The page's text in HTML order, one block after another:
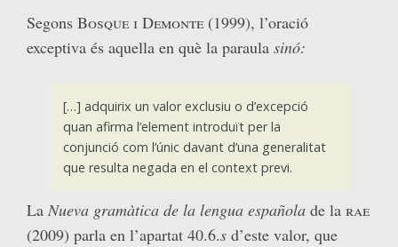
Segons Bosque i Demonte (1999), l’oració
exceptiva és aquella en què la paraula sinó:
[…] adquirix un valor exclusiu o d’excepció
quan afirma l’element introduït per la
conjunció com l’únic davant d’una generalitat
que resulta negada en el context previ.
La Nueva gramàtica de la lengua española de la rae
(2009) parla en l’apartat 40.6.s d’este valor, que